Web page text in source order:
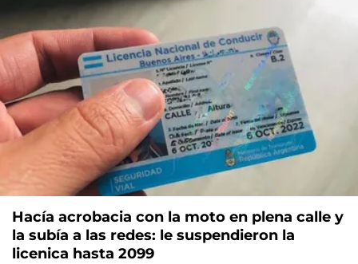
Hacía acrobacia con la moto en plena calle y
la subía a las redes: le suspendieron la
licenica hasta 2099